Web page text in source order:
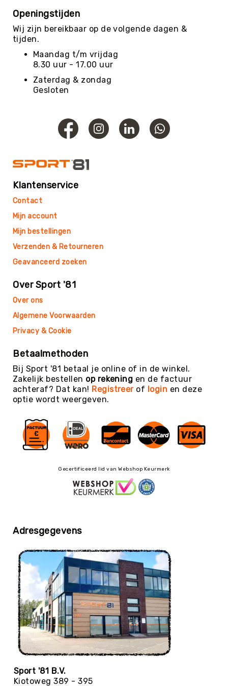
Evenementen
Fitness
Floorball
Frisbee
&
Discgolf
Handbal
Hockey
&
Softbal
Jeu
Kin-
Ball
&
Klimmen
Knotshockey
Lacrosse
(MTB)
Oriëntatie
Padel
Pickleball
Poull
Ball
Rugby
Scouting/Outdoor
Sporten
Spikeball
Squash
Steppen
Tafeltennis
Tafelvoetbal
Tchoukbal
Tchouks
Openingstijden
Wij zijn bereikbaar op de volgende dagen &
tijden.
Maandag t/m vrijdag
8.30 uur - 17.00 uur
Zaterdag & zondag
Gesloten
Klantenservice
Contact
Mijn account
Mijn bestellingen
Verzenden & Retourneren
Geavanceerd zoeken
Over Sport '81
Over ons
Algemene Voorwaarden
Privacy & Cookie
Betaalmethoden
Bij Sport '81 betaal je online of in de winkel.
Zakelijk bestellen op rekening en de factuur
achteraf? Dat kan! Registreerof login en deze
optie wordt weergeven.
Gecertificeerd lid van Webshop Keurmerk
Adresgegevens
Sport '81 B.V.
Kiotoweg 389 - 395